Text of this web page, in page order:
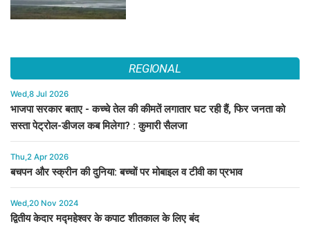
REGIONAL
Wed,8 Jul 2026
भाजपा सरकार बताए - कच्चे तेल की कीमतें लगातार घट रही हैं, फिर जनता को
सस्ता पेट्रोल-डीजल कब मिलेगा? : कुमारी सैलजा
Thu,2 Apr 2026
बचपन और स्क्रीन की दुनिया: बच्चों पर मोबाइल व टीवी का प्रभाव
Wed,20 Nov 2024
द्वितीय केदार मद्महेश्वर के कपाट शीतकाल के लिए बंद